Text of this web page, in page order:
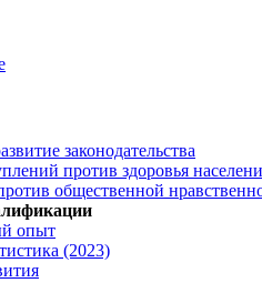
законодательства
против здоровья
общественной
опыт
(2023)